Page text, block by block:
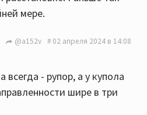
мере.
@a152v 02 апреля 2024 в 14:08
всегда - рупор, а у купола
шире в три